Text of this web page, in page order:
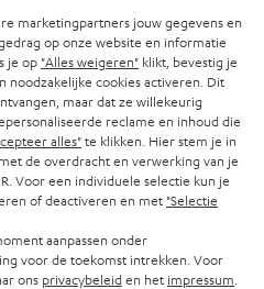
marketingpartners jouw gegevens en
op onze website en informatie
je op "Alles weigeren" klikt, bevestig je
noodzakelijke cookies activeren. Dit
maar dat ze willekeurig
reclame en inhoud die
alles"te klikken. Hier stem je in
de overdracht en verwerking van je
Voor een individuele selectie kun je
of deactiveren en met "Selectie
aanpassen onder
voor de toekomst intrekken. Voor
ons privacybeleiden het impressum